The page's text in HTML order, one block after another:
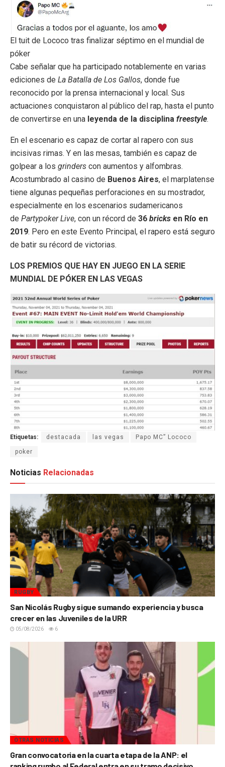
El tuit de Lococo tras finalizar séptimo en el mundial de
póker
Cabe señalar que ha participado notablemente en varias
ediciones de La Batalla de Los Gallos, donde fue
reconocido por la prensa internacional y local. Sus
actuaciones conquistaron al público del rap, hasta el punto
de convertirse en una leyenda de la disciplina freestyle.
En el escenario es capaz de cortar al rapero con sus
incisivas rimas. Y en las mesas, también es capaz de
golpear a los grinders con aumentos y alfombras.
Acostumbrado al casino de Buenos Aires, el marplatense
tiene algunas pequeñas perforaciones en su mostrador,
especialmente en los escenarios sudamericanos
de Partypoker Live, con un récord de 36 bricks en Río en
2019. Pero en este Evento Principal, el rapero está seguro
de batir su récord de victorias.
LOS PREMIOS QUE HAY EN JUEGO EN LA SERIE
MUNDIAL DE PÓKER EN LAS VEGAS
Etiquetas: destacada las vegas Papo MC” Lococo
poker
Noticias Relacionadas
RUGBY
San Nicolás Rugby sigue sumando experiencia y busca
crecer en las Juveniles de la URR
05/08/2026 6
OTRAS NOTICIAS
Gran convocatoria en la cuarta etapa de la ANP: el